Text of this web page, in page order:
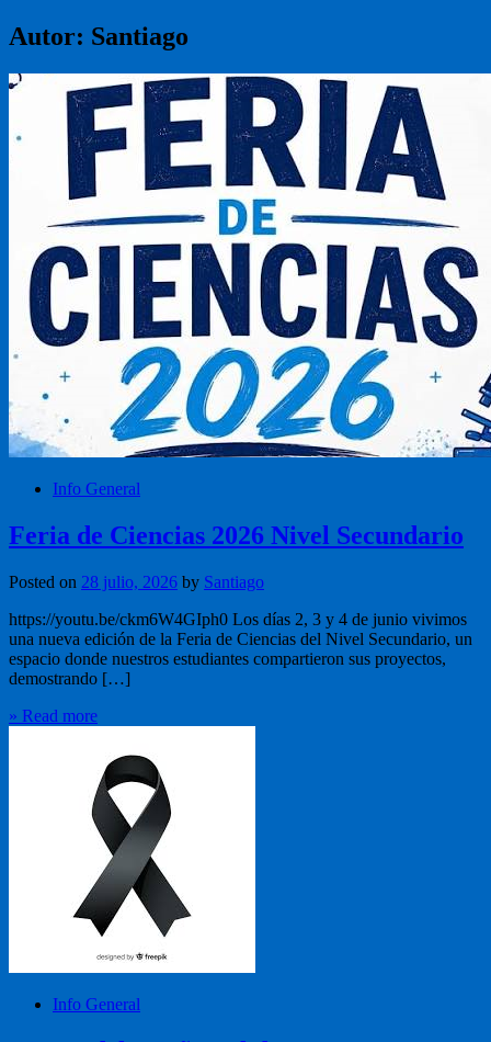
Autor: Santiago
Info General
Feria de Ciencias 2026 Nivel Secundario
Posted on 28 julio, 2026 by Santiago
https://youtu.be/ckm6W4GIph0 Los días 2, 3 y 4 de junio vivimos
una nueva edición de la Feria de Ciencias del Nivel Secundario, un
espacio donde nuestros estudiantes compartieron sus proyectos,
demostrando […]
» Read more
Info General